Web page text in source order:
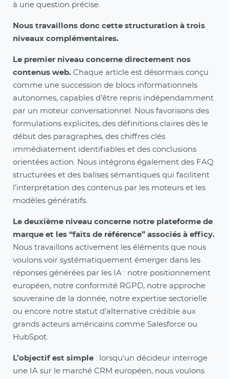
à une question précise.
Nous travaillons donc cette structuration à trois
niveaux complémentaires.
Le premier niveau concerne directement nos
contenus web. Chaque article est désormais conçu
comme une succession de blocs informationnels
autonomes, capables d’être repris indépendamment
par un moteur conversationnel. Nous favorisons des
formulations explicites, des définitions claires dès le
début des paragraphes, des chiffres clés
immédiatement identifiables et des conclusions
orientées action. Nous intégrons également des FAQ
structurées et des balises sémantiques qui facilitent
l’interprétation des contenus par les moteurs et les
modèles génératifs.
Le deuxième niveau concerne notre plateforme de
marque et les “faits de référence” associés à efficy.
Nous travaillons activement les éléments que nous
voulons voir systématiquement émerger dans les
réponses générées par les IA : notre positionnement
européen, notre conformité RGPD, notre approche
souveraine de la donnée, notre expertise sectorielle
ou encore notre statut d’alternative crédible aux
grands acteurs américains comme Salesforce ou
HubSpot.
L’objectif est simple : lorsqu’un décideur interroge
une IA sur le marché CRM européen, nous voulons